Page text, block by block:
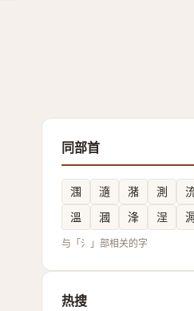
同部首
涠 㵦 潴 測
溫
漍 浲 浧
与「氵」部相关的字
热搜